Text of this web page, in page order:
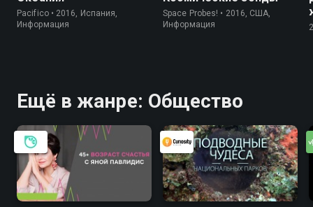
Pacifico • 2016, Испания,
Информация
Space Probes! • 2016, США,
Информация
Ещё в жанре: Общество